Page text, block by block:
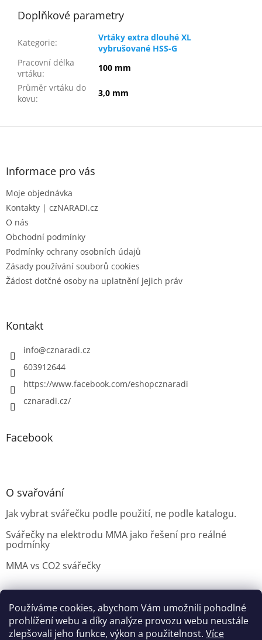
Používáme cookies, abychom Vám umožnili pohodlné
prohlížení webu a díky analýze provozu webu neustále
zlepšovali jeho funkce, výkon a použitelnost. Více
Doplňkové parametry
Kategorie:
Vrtáky extra dlouhé XL
vybrušované HSS-G
Pracovní délka
vrtáku:
100 mm
Průměr vrtáku do
kovu:
3,0 mm
Z
Informace pro vás
Moje objednávka
Kontakty | czNARADI.cz
O nás
Obchodní podmínky
Podmínky ochrany osobních údajů
Zásady používání souborů cookies
Žádost dotčné osoby na uplatnění jejich práv
Kontakt
info@cznaradi.cz
603912644
https://www.facebook.com/eshopcznaradi
cznaradi.cz/
Facebook
O svařování
Jak vybrat svářečku podle použití, ne podle katalogu.
Svářečky na elektrodu MMA jako řešení pro reálné
podmínky
MMA vs CO2 svářečky
Možnosti doručení Nakupovani Možností platby
Výběr svářečky